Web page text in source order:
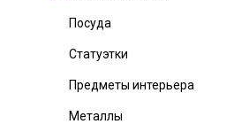
Посуда
Статуэтки
Предметы интерьера
Металлы